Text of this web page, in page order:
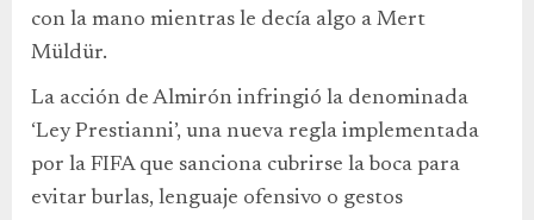
con la mano mientras le decía algo a Mert
Müldür.
La acción de Almirón infringió la denominada
‘Ley Prestianni’, una nueva regla implementada
por la FIFA que sanciona cubrirse la boca para
evitar burlas, lenguaje ofensivo o gestos